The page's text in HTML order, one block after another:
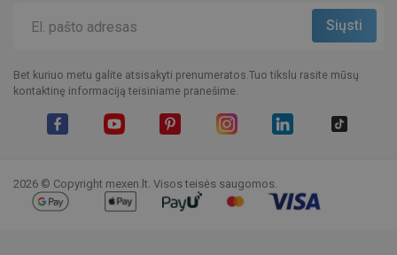
Bet kuriuo metu galite atsisakyti prenumeratos.Tuo tikslu rasite mūsų
kontaktinę informaciją teisiniame pranešime.
2026 © Copyright mexen.lt. Visos teisės saugomos.